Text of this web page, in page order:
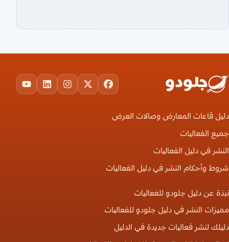
Facebook
X
Instagram
LinkedIn
دليل قاعات المعارض وصالات العرض
جميع الفعاليات
النشر في دليل الفعاليات
شروط وأحكام النشر في دليل الفعاليات
نبذة عن دليل جلودو للفعاليات
مميزات النشر في دليل جلودو للفعاليات
دليلك لنشر فعاليات جديدة في الدليل